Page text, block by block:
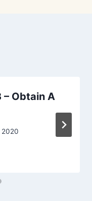
– Obtain A
2020